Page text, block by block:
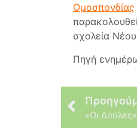
Ομοσπονδίας
σχολεία
Πηγή
«Οι Δούλες»